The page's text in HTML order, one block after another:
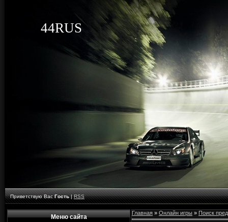
44RUS
Приветствую Вас Гость|RSS
Меню сайта
Главная » Онлайн игры » Поиск